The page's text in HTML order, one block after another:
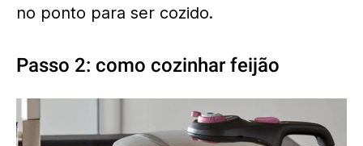
no ponto para ser cozido.
Passo 2: como cozinhar feijão